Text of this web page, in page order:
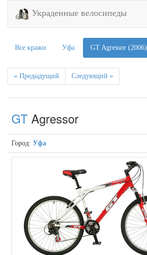
Украденные велосипеды
Все кражи Уфа GT Agressor (2006)
« Предыдущий Следующий »
GT Agressor
Город: Уфа